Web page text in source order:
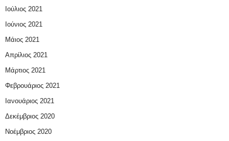
Ιούλιος 2021
Ιούνιος 2021
Μάιος 2021
Απρίλιος 2021
Μάρτιος 2021
Φεβρουάριος 2021
Ιανουάριος 2021
Δεκέμβριος 2020
Νοέμβριος 2020